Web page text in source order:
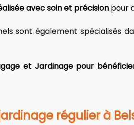
avec soin et précision pour
sont également spécialisés
et Jardinage pour
régulier à